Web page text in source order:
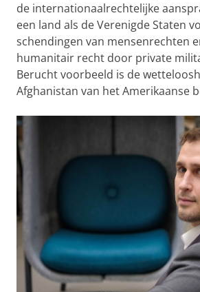
de internationaalrechtelijke
een land als de Verenigde Staten
schendingen van mensenrechten
humanitair recht door private
Berucht voorbeeld is de
Afghanistan van het Amerikaanse